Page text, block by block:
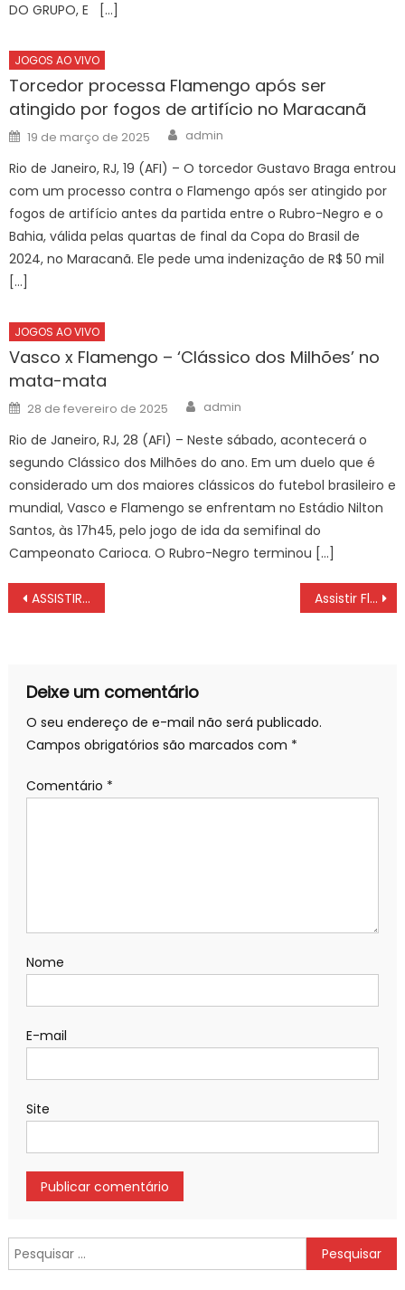
DO GRUPO, E […]
JOGOS AO VIVO
Torcedor processa Flamengo após ser
atingido por fogos de artifício no Maracanã
Posted
on
19 de março de 2025 Author
admin
Rio de Janeiro, RJ, 19 (AFI) – O torcedor Gustavo Braga entrou
com um processo contra o Flamengo após ser atingido por
fogos de artifício antes da partida entre o Rubro-Negro e o
Bahia, válida pelas quartas de final da Copa do Brasil de
2024, no Maracanã. Ele pede uma indenização de R$ 50 mil
[…]
JOGOS AO VIVO
Vasco x Flamengo – ‘Clássico dos Milhões’ no
mata-mata
Posted
on
28 de fevereiro de 2025 Author
admin
Rio de Janeiro, RJ, 28 (AFI) – Neste sábado, acontecerá o
segundo Clássico dos Milhões do ano. Em um duelo que é
considerado um dos maiores clássicos do futebol brasileiro e
mundial, Vasco e Flamengo se enfrentam no Estádio Nilton
Santos, às 17h45, pelo jogo de ida da semifinal do
Campeonato Carioca. O Rubro-Negro terminou […]
Navegação
de
ASSISTIR AO VIVO Flamengo x Internacional na TV e online pelo Campeonato Brasileiro série A, DOMINGO (21/02), ESCALAÇÕES Assistir Flamengo x Nova Iguaçu pelo Campeonato Carioca TERÇA (02/03) às 21:30 hs
Deixe um comentário
O seu endereço de e-mail não será publicado.
Campos obrigatórios são marcados com *
Comentário *
Nome
E-mail
Site
Pesquisar
por: